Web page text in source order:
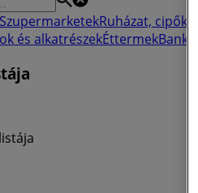
Ruházat, cipők
és alkatrészekÉttermek